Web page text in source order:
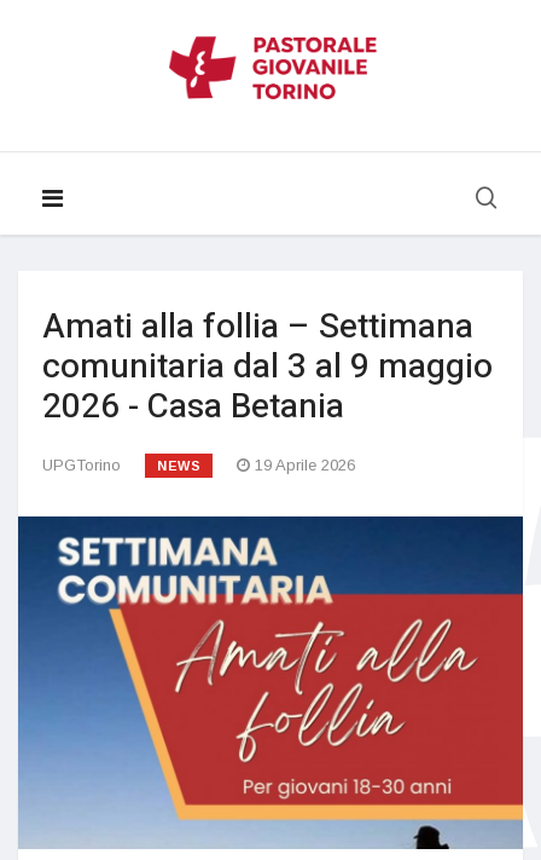
Amati alla follia – Settimana
comunitaria dal 3 al 9 maggio
2026 - Casa Betania
UPGTorino NEWS 19 Aprile 2026